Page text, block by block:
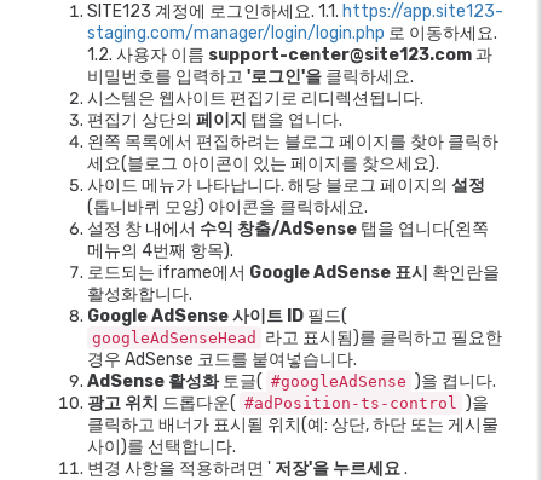
SITE123 계정에 로그인하세요. 1.1. https://app.site123-
staging.com/manager/login/login.php 로 이동하세요.
1.2. 사용자 이름 support-center@site123.com과
비밀번호를 입력하고 '로그인'을 클릭하세요.
시스템은 웹사이트 편집기로 리디렉션됩니다.
편집기 상단의 페이지 탭을 엽니다.
왼쪽 목록에서 편집하려는 블로그 페이지를 찾아 클릭하
세요(블로그 아이콘이 있는 페이지를 찾으세요).
사이드 메뉴가 나타납니다. 해당 블로그 페이지의 설정
(톱니바퀴 모양) 아이콘을 클릭하세요.
설정 창 내에서 수익 창출/AdSense 탭을 엽니다(왼쪽
메뉴의 4번째 항목).
로드되는 iframe에서 Google AdSense 표시 확인란을
활성화합니다.
Google AdSense 사이트 ID 필드(
googleAdSenseHead
라고 표시됨)를 클릭하고 필요한
경우 AdSense 코드를 붙여넣습니다.
AdSense 활성화토글( #googleAdSense )을 켭니다.
광고 위치 드롭다운( #adPosition-ts-control )을
클릭하고 배너가 표시될 위치(예: 상단, 하단 또는 게시물
사이)를 선택합니다.
변경 사항을 적용하려면 ' 저장'을 누르세요.